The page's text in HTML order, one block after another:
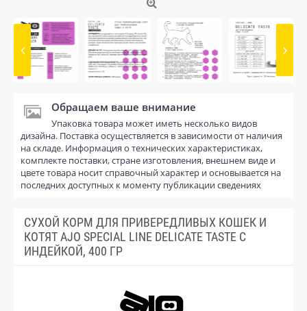
Обращаем ваше внимание
Упаковка товара может иметь несколько видов
дизайна. Поставка осуществляется в зависимости от наличия
на складе. Информация о технических характеристиках,
комплекте поставки, стране изготовления, внешнем виде и
цвете товара носит справочный характер и основывается на
последних доступных к моменту публикации сведениях
СУХОЙ КОРМ ДЛЯ ПРИВЕРЕДЛИВЫХ КОШЕК И
КОТЯТ AJO SPECIAL LINE DELICATE TASTE С
ИНДЕЙКОЙ, 400 ГР